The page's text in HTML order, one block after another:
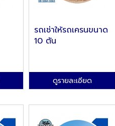
รถเช่าให้รถเครนขนาด
10 ตัน
ดูรายละเอียด